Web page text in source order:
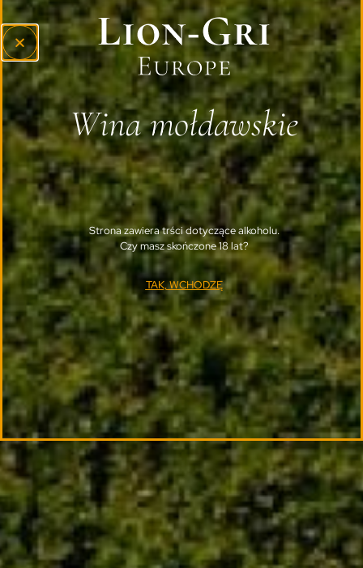
Grape Angel – merlot rose
Dowiedz się więcej
Zobacz produkt
Wina mołdawskie
Strona zawiera trści dotyczące alkoholu.
Czy masz skończone 18 lat?
TAK, WCHODZĘ